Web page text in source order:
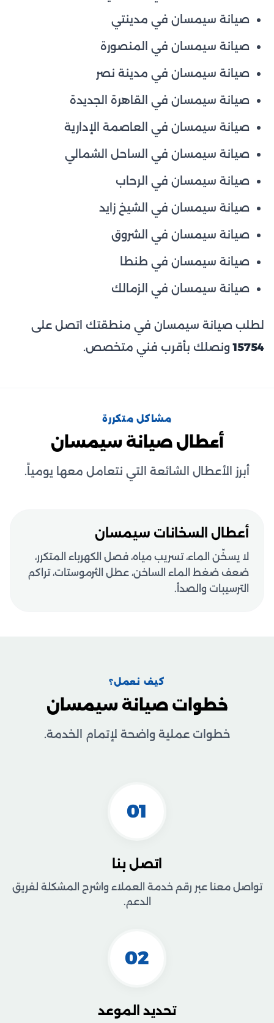
صيانة سيمسان في مدينتي
صيانة سيمسان في المنصورة
صيانة سيمسان في مدينة نصر
صيانة سيمسان في القاهرة الجديدة
صيانة سيمسان في العاصمة الإدارية
صيانة سيمسان في الساحل الشمالي
صيانة سيمسان في الرحاب
صيانة سيمسان في الشيخ زايد
صيانة سيمسان في الشروق
صيانة سيمسان في طنطا
صيانة سيمسان في الزمالك
لطلب صيانة سيمسان في منطقتك اتصل على
15754ونصلك بأقرب فني متخصص.
مشاكل متكررة
أعطال صيانة سيمسان
أبرز الأعطال الشائعة التي نتعامل معها يومياً.
أعطال السخانات سيمسان
لا يسخّن الماء، تسريب مياه، فصل الكهرباء المتكرر،
ضعف ضغط الماء الساخن، عطل الثرموستات، تراكم
الترسيبات والصدأ.
كيف نعمل؟
خطوات صيانة سيمسان
خطوات عملية واضحة لإتمام الخدمة.
01
اتصل بنا
تواصل معنا عبر رقم خدمة العملاء واشرح المشكلة لفريق
الدعم.
02
تحديد الموعد